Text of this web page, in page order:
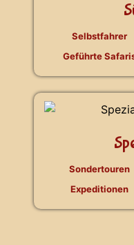
Selbstfahrer
Geführte
Sondertouren
Expeditionen